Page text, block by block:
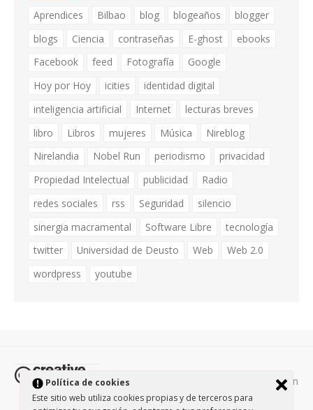
Política de cookies
Este sitio web utiliza cookies propias y de terceros para
Aprendices Bilbao blog blogeaños
blogger
blogs
Ciencia contraseñas E-ghost
ebooks
Facebook
feed Fotografía
Google
Hoy por Hoy
icities
identidad digital
inteligencia artificial
Internet
lecturas breves
libro
Libros mujeres Música
Nireblog
Nirelandia
Nobel Run periodismo
privacidad
Propiedad Intelectual
publicidad
Radio
redes sociales
rss Seguridad
silencio
sinergia macramental
Software Libre
tecnología
twitter
Universidad de Deusto Web
Web 2.0
wordpress
youtube
Todos los contenidos de esta página están
protegidos por la licencia Creative Commons Attribution-